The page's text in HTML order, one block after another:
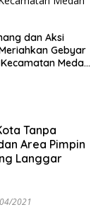
dan Aksi
Gebyar
Medan
Tanpa
Area Pimpin
Langgar
2021